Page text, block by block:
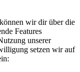
wir dir über die
Features
unserer
setzen wir auf